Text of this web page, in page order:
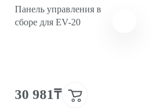
Панель управления в
сборе для EV-20
30 981₸